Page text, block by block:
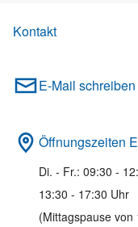
Kontakt
E-Mail schreiben
Öffnungszeiten
Di. - Fr.: 09:30 -
13:30 - 17:30 Uhr
(Mittagspause